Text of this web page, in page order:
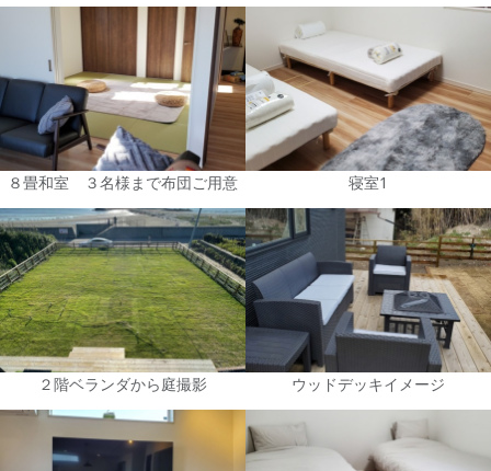
８畳和室 ３名様まで布団ご用意 寝室1
２階ベランダから庭撮影 ウッドデッキイメージ